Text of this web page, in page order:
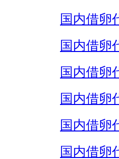
国内借卵
国内借卵
国内借卵
国内借卵
国内借卵
国内借卵